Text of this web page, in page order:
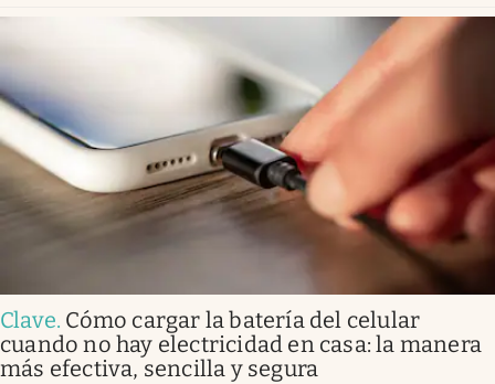
Clave. Cómo cargar la batería del celular
cuando no hay electricidad en casa: la manera
más efectiva, sencilla y segura